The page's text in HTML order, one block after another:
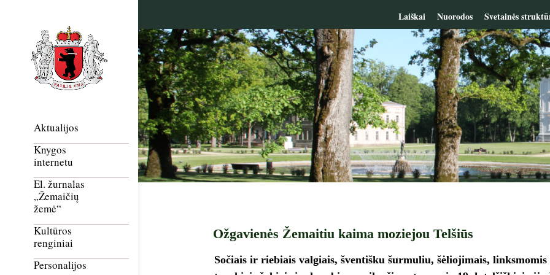
Laiškai Nuorodos Svetainės
Aktualijos
Knygos
internetu
El. žurnalas
„Žemaičių
žemė“
Kultūros
renginiai
Personalijos
Ožgavienės Žemaitiu kaima moziejou Telšiūs
Sočiais ir riebiais valgiais, šventišku šurmuliu, šėliojimais, linksmomis